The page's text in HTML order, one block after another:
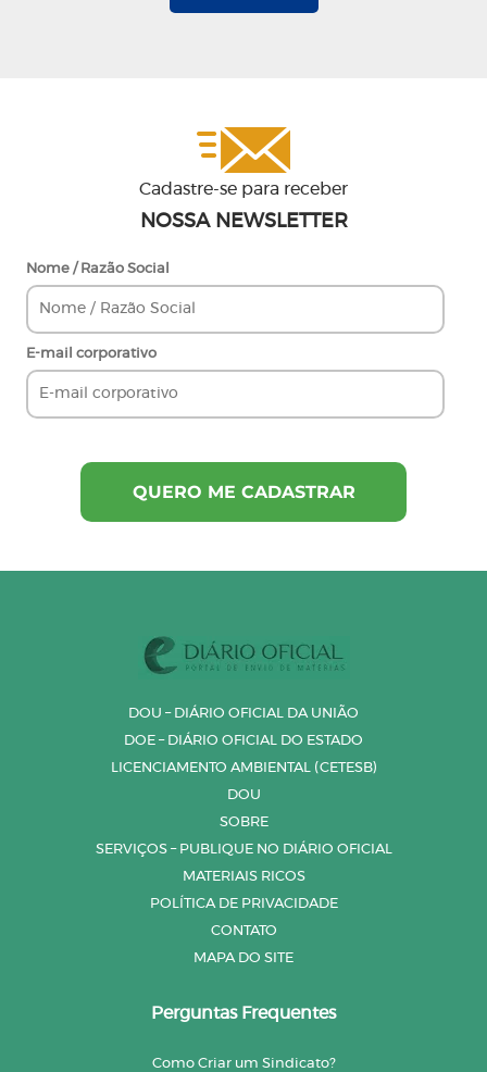
Cadastre-se para receber
NOSSA NEWSLETTER
Nome / Razão Social
E-mail corporativo
DOU – DIÁRIO OFICIAL DA UNIÃO
DOE – DIÁRIO OFICIAL DO ESTADO
LICENCIAMENTO AMBIENTAL (CETESB)
DOU
SOBRE
SERVIÇOS – PUBLIQUE NO DIÁRIO OFICIAL
MATERIAIS RICOS
POLÍTICA DE PRIVACIDADE
CONTATO
MAPA DO SITE
Perguntas Frequentes
Como Criar um Sindicato?